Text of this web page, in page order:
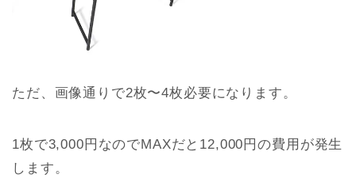
ただ、画像通りで2枚〜4枚必要になります。
1枚で3,000円なのでMAXだと12,000円の費用が発生
します。